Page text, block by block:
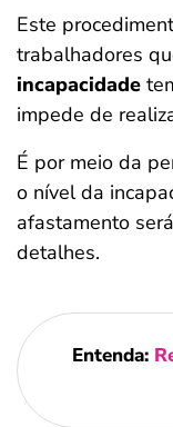
Este
trabalhadores
incapacidade
impede de
É por meio da
o nível da
afastamento
detalhes.
Entenda: